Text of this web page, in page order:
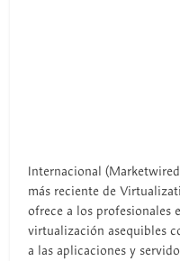
Internacional
más reciente de
ofrece a los profesionales
virtualización asequibles
a las aplicaciones y